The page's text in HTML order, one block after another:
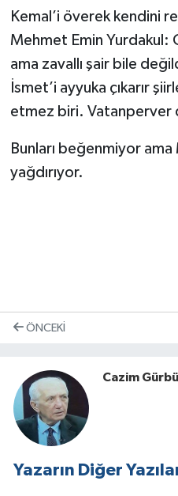
Kemal’i överek kendini
Mehmet Emin Yurdakul:
ama zavallı şair bile
İsmet’i ayyuka çıkarır
etmez biri. Vatanperver
Bunları beğenmiyor
yağdırıyor.
ÖNCEKI
Cazim
Yazarın Diğer